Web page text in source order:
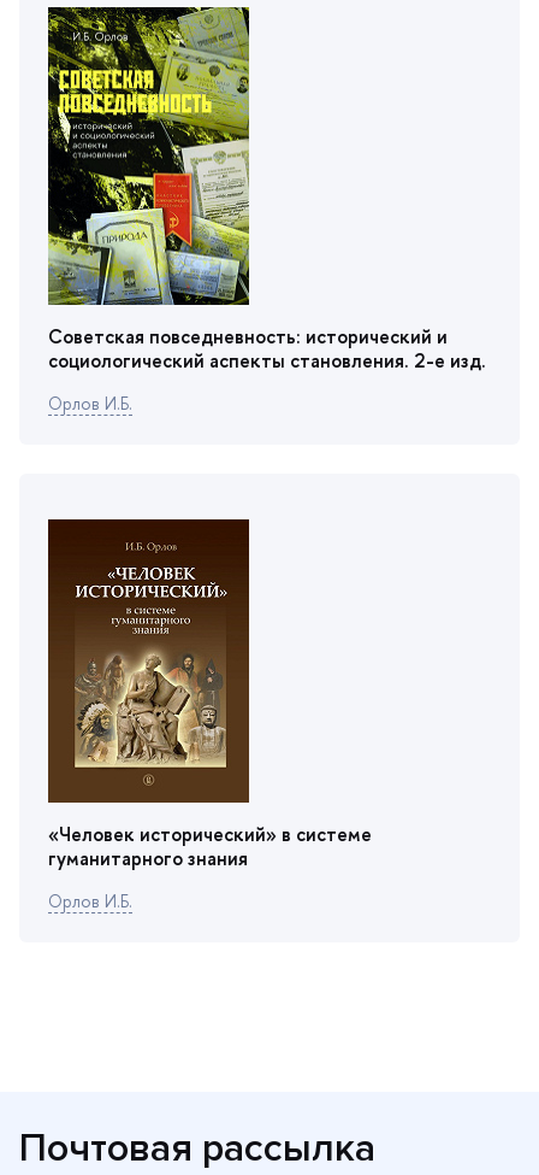
Советская повседневность: исторический и
социологический аспекты становления. 2-е изд.
Орлов И.Б.
«Человек исторический» в системе
уманитарного знания
Орлов И.Б.
Почтовая рассылка